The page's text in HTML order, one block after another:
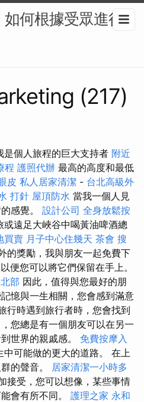
如何根據受眾進行
(217)
個人旅程的巨大支持者 附近
程 護照代辦 最高的高度和最低
皮 私人居家清潔 - 台北高級外
打針 屋頂防水 當我一個人見
感覺。 設計公司 全身放鬆按
遠足大峽谷中喝黃油啤酒總
買賣 月子中心住幾天 茶會 搜
的獎勵，我與朋友一起免費下
便您可以將它們保留在手上。
部 因此，值得與您最好的朋
憶與一生相關，您會感到滿意
行時遇到旅行者時，您會找到
您總是有一個朋友可以在另一
世界的親戚感。 免費按摩入
中可能做的更大的道路。 在上
的聲音。 居家清潔一小時多
接受，您可以想像，某些事情
會有所不同。 護理之家 永和